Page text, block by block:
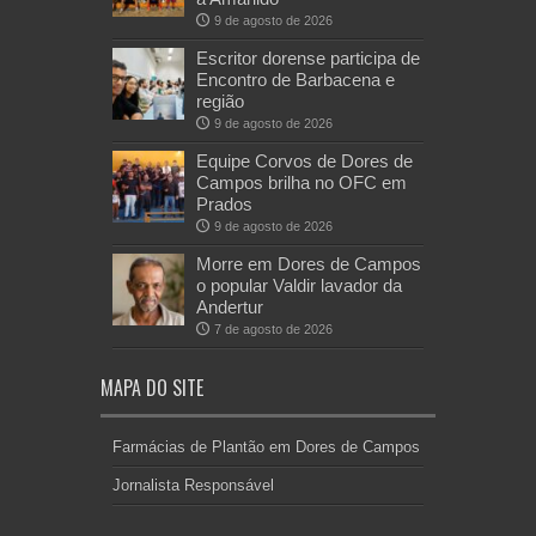
9 de agosto de 2026
Escritor dorense participa de
Encontro de Barbacena e
região
9 de agosto de 2026
Equipe Corvos de Dores de
Campos brilha no OFC em
Prados
9 de agosto de 2026
Morre em Dores de Campos
o popular Valdir lavador da
Andertur
7 de agosto de 2026
MAPA DO SITE
Farmácias de Plantão em Dores de Campos
Jornalista Responsável